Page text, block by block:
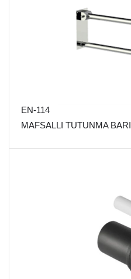
EN-114
MAFSALLI TUTUNMA BARI